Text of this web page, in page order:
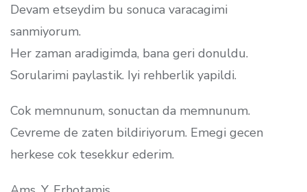
Devam etseydim bu sonuca varacagimi
sanmiyorum.
Her zaman aradigimda, bana geri donuldu.
Sorularimi paylastik. Iyi rehberlik yapildi.
Cok memnunum, sonuctan da memnunum.
Cevreme de zaten bildiriyorum. Emegi gecen
herkese cok tesekkur ederim.